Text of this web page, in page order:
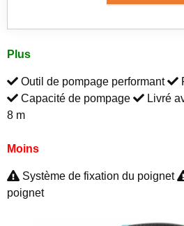
Plus
Outil de pompage performant
Capacité de pompage
Livré
8 m
Moins
Système de fixation du poignet
poignet